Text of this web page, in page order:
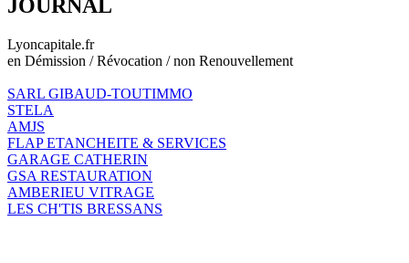
JOURNAL
Lyoncapitale.fr
en Démission / Révocation / non Renouvellement
SARL GIBAUD-TOUTIMMO
STELA
AMJS
FLAP ETANCHEITE & SERVICES
GARAGE CATHERIN
GSA RESTAURATION
AMBERIEU VITRAGE
LES CH'TIS BRESSANS